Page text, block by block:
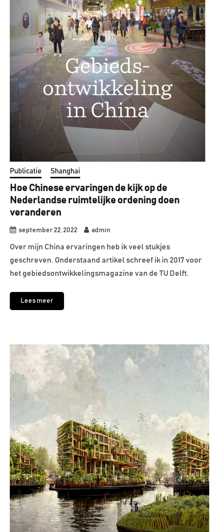
Publicatie Shanghai
Hoe Chinese ervaringen de kijk op de
Nederlandse ruimtelijke ordening doen
veranderen
september 22, 2022 admin
Over mijn China ervaringen heb ik veel stukjes
geschreven. Onderstaand artikel schreef ik in 2017 voor
het gebiedsontwikkelingsmagazine van de TU Delft.
Lees meer